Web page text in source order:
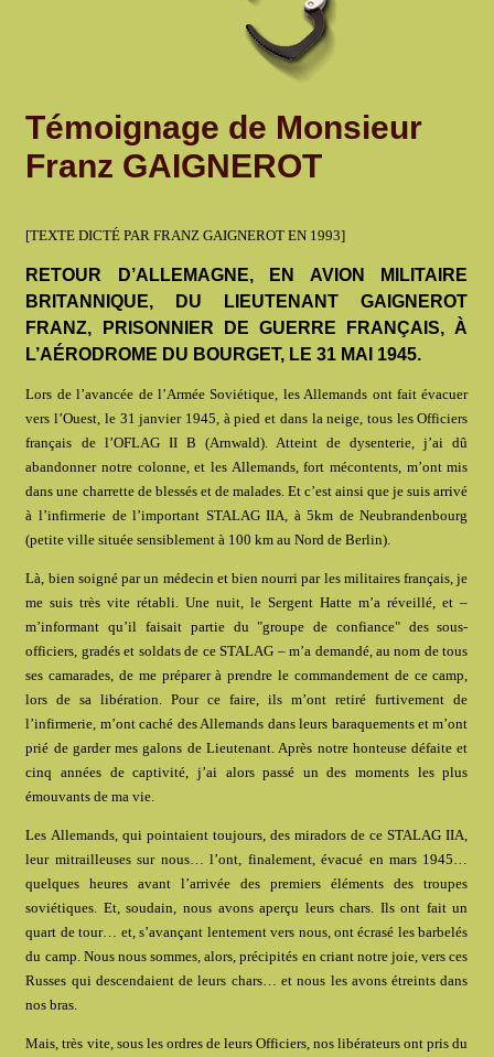
Témoignage de Monsieur
Franz GAIGNEROT
[TEXTE DICTÉ PAR FRANZ GAIGNEROT EN 1993]
RETOUR D’ALLEMAGNE, EN AVION MILITAIRE
BRITANNIQUE, DU LIEUTENANT GAIGNEROT
FRANZ, PRISONNIER DE GUERRE FRANÇAIS, À
L’AÉRODROME DU BOURGET, LE 31 MAI 1945.
Lors de l’avancée de l’Armée Soviétique, les Allemands ont fait évacuer
vers l’Ouest, le 31 janvier 1945, à pied et dans la neige, tous les Officiers
français de l’OFLAG II B (Arnwald). Atteint de dysenterie, j’ai dû
abandonner notre colonne, et les Allemands, fort mécontents, m’ont mis
dans une charrette de blessés et de malades. Et c’est ainsi que je suis arrivé
à l’infirmerie de l’important STALAG IIA, à 5km de Neubrandenbourg
(petite ville située sensiblement à 100 km au Nord de Berlin).
Là, bien soigné par un médecin et bien nourri par les militaires français, je
me suis très vite rétabli. Une nuit, le Sergent Hatte m’a réveillé, et –
m’informant qu’il faisait partie du "groupe de confiance" des sous-
officiers, gradés et soldats de ce STALAG – m’a demandé, au nom de tous
ses camarades, de me préparer à prendre le commandement de ce camp,
lors de sa libération. Pour ce faire, ils m’ont retiré furtivement de
l’infirmerie, m’ont caché des Allemands dans leurs baraquements et m’ont
prié de garder mes galons de Lieutenant. Après notre honteuse défaite et
cinq années de captivité, j’ai alors passé un des moments les plus
émouvants de ma vie.
Les Allemands, qui pointaient toujours, des miradors de ce STALAG IIA,
leur mitrailleuses sur nous… l’ont, finalement, évacué en mars 1945…
quelques heures avant l’arrivée des premiers éléments des troupes
soviétiques. Et, soudain, nous avons aperçu leurs chars. Ils ont fait un
quart de tour… et, s’avançant lentement vers nous, ont écrasé les barbelés
du camp. Nous nous sommes, alors, précipités en criant notre joie, vers ces
Russes qui descendaient de leurs chars… et nous les avons étreints dans
nos bras.
Mais, très vite, sous les ordres de leurs Officiers, nos libérateurs ont pris du